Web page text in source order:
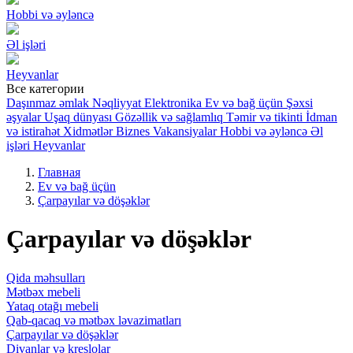
Hobbi və əyləncə
Əl işləri
Heyvanlar
Все категории
Daşınmaz əmlak Nəqliyyat Elektronika Ev və bağ üçün Şəxsi
əşyalar Uşaq dünyası Gözəllik və sağlamlıq Təmir və tikinti İdman
və istirahət Xidmətlər Biznes Vakansiyalar Hobbi və əyləncə Əl
işləri Heyvanlar
Главная
Ev və bağ üçün
Çarpayılar və döşəklər
Çarpayılar və döşəklər
Qida məhsulları
Mətbəx mebeli
Yataq otağı mebeli
Qab-qacaq və mətbəx ləvazimatları
Çarpayılar və döşəklər
Divanlar və kreslolar